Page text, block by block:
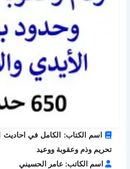
اسم الكتاب: الكامل في احاديث
تحريم وذم وعقوبة ووعيد
اسم الكاتب: عامر الحسيني